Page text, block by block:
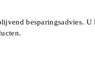
besparingsadvies. U